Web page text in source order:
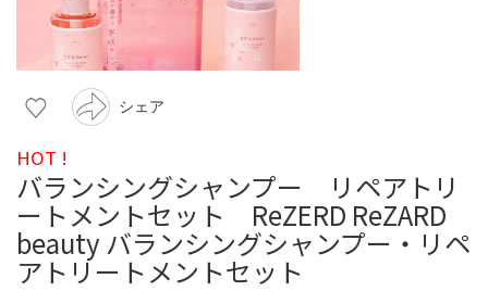
シェア
HOT !
バランシングシャンプー リペアトリ
ートメントセット ReZERD ReZARD
beauty バランシングシャンプー・リペ
アトリートメントセット